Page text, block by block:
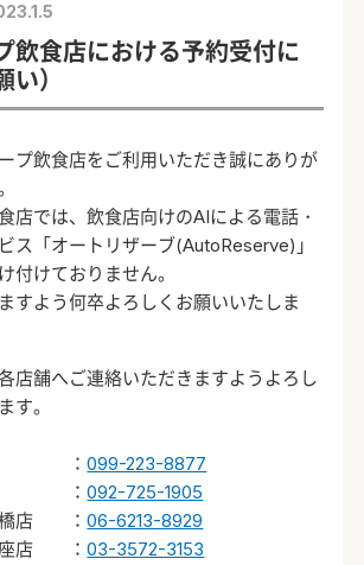
飲食店における予約受付に
）
プ飲食店をご利用いただき誠にありが
店では、飲食店向けのAIによる電話・
ス「オートリザーブ(AutoReserve)」
付けておりません。
すよう何卒よろしくお願いいたしま
店舗へご連絡いただきますようよろし
す。
店 ：099-223-8877
店 ：092-725-1905
橋店 ：06-6213-8929
座店 ：03-3572-3153